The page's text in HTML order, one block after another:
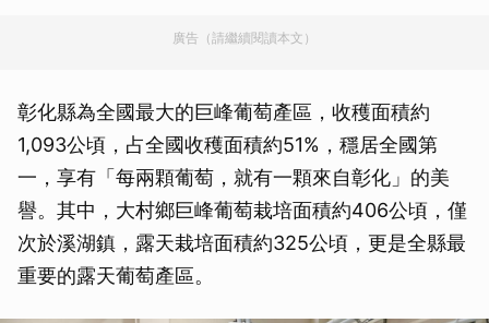
廣告（請繼續閱讀本文）
彰化縣為全國最大的巨峰葡萄產區，收穫面積約
1,093公頃，占全國收穫面積約51%，穩居全國第
一，享有「每兩顆葡萄，就有一顆來自彰化」的美
譽。其中，大村鄉巨峰葡萄栽培面積約406公頃，僅
次於溪湖鎮，露天栽培面積約325公頃，更是全縣最
重要的露天葡萄產區。